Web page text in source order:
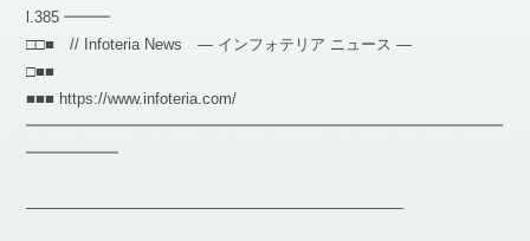
l.385 ━━━
□□■ // Infoteria News — インフォテリア ニュース —
□■■
■■■ https://www.infoteria.com/
━━━━━━━━━━━━━━━━━━━━━━━━━━━━━━━
━━━━━━
————————————————————————–